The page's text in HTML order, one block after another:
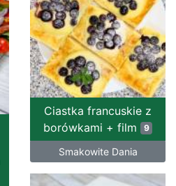
Ciastka francuskie z
borówkami + film
9
Smakowite Dania